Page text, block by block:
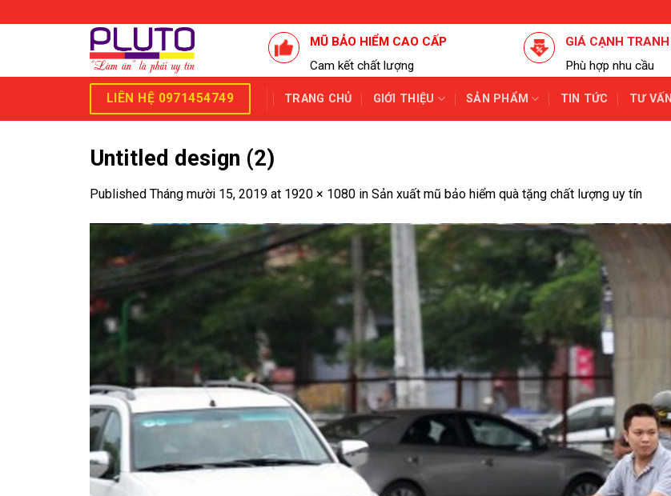
to
MŨ BẢO HIỂM CAO CẤP
Cam kết chất lượng
GIÁ CẠNH TRANH
Phù hợp nhu cầu
LIÊN HỆ 0971454749 TRANG CHỦ GIỚI THIỆU SẢN PHẨM TIN TỨC TƯ VẤN
Untitled design (2)
Published Tháng mười 15, 2019 at 1920 × 1080 in Sản xuất mũ bảo hiểm quà tặng chất lượng uy tín